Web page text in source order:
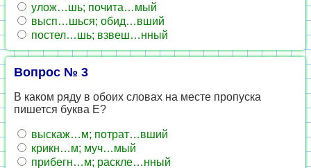
улож…шь; почита…мый
высп…шься; обид…вший
постел…шь; взвеш…нный
Вопрос № 3
В каком ряду в обоих словах на месте пропуска
пишется буква Е?
выскаж…м; потрат…вший
крикн…м; муч…мый
прибегн…м; раскле…нный